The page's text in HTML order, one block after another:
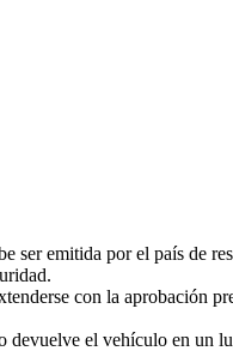
ser emitida por el país de
con la aprobación
devuelve el vehículo en un